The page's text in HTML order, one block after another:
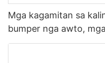
Mga kagamitan sa
bumper nga awto,
awto nga doble nga